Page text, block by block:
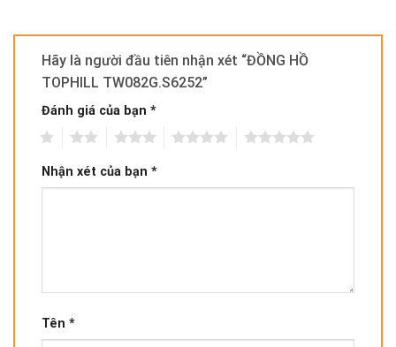
Hãy là người đầu tiên nhận xét “ĐỒNG HỒ
TOPHILL TW082G.S6252”
Đánh giá của bạn *
Nhận xét của bạn *
Tên *